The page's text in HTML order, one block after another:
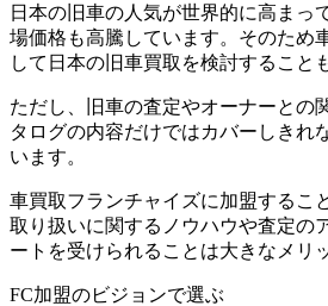
日本の旧車の人気が世界的に高まっ
場価格も高騰しています。そのため
して日本の旧車買取を検討すること
ただし、旧車の査定やオーナーとの
タログの内容だけではカバーしきれ
います。
車買取フランチャイズに加盟するこ
取り扱いに関するノウハウや査定の
ートを受けられることは大きなメリ
FC加盟のビジョンで選ぶ